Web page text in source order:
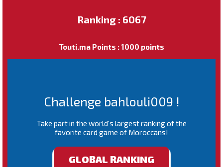
Ranking : 6067
Touti.ma Points : 1000 points
Challenge bahlouli009 !
Take part in the world's largest ranking of the
favorite card game of Moroccans!
GLOBAL RANKING